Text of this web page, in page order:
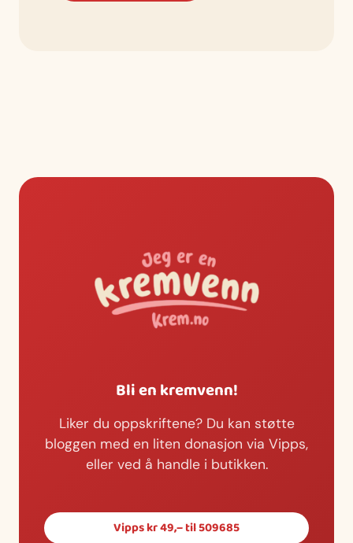
Bli en kremvenn!
Liker du oppskriftene? Du kan støtte
bloggen med en liten donasjon via Vipps,
eller ved å handle i butikken.
Vipps kr 49,– til 509685